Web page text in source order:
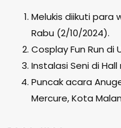
Melukis diikuti para
Rabu (2/10/2024).
Cosplay Fun Run di
Instalasi Seni di
Puncak acara
Mercure, Kota